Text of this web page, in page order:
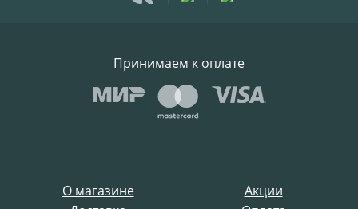
О магазине
Акции
Принимаем к оплате